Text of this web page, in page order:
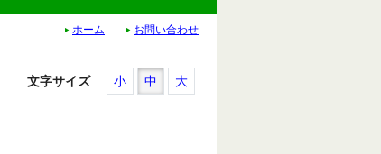
ホーム お問い合わせ
文字サイズ 小 中 大